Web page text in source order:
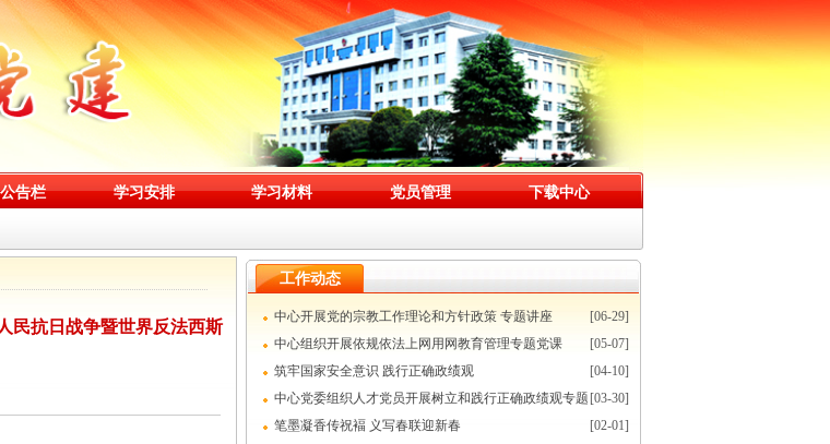
公告栏 学习安排 学习材料 党员管理 下载中心
民抗日战争暨世界反法西斯
工作动态
[06-29]
中心开展党的宗教工作理论和方针政策 专题讲座
[05-07]
中心组织开展依规依法上网用网教育管理专题党课
[04-10]
筑牢国家安全意识 践行正确政绩观
[03-30]
中心党委组织人才党员开展树立和践行正确政绩观专题
党日活动
[02-01]
笔墨凝香传祝褔 义写春联迎新春